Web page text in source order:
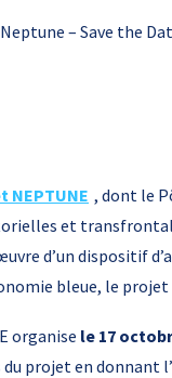
– Save the
NEPTUNE , dont le
et
d’un dispositif
bleue, le
organise le 17
projet en donnant